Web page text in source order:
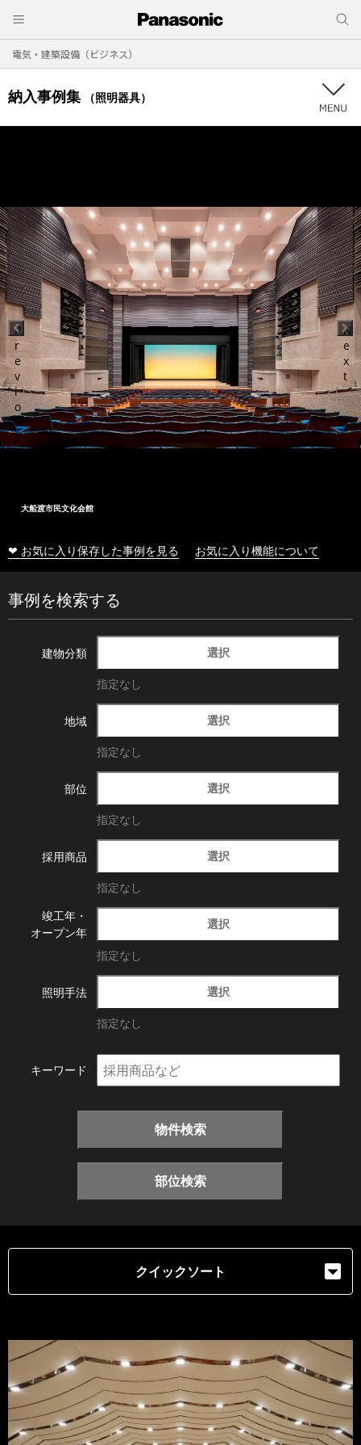
電気・建築設備（ビジネス）
納入事例集 （照明器具）
P
r
e
v
i
o
u
s
大船渡市民文化会館
N
e
x
t
❤ お気に入り保存した事例を見る お気に入り機能について
事例を検索する
建物分類 選択
指定なし
地域 選択
指定なし
部位 選択
指定なし
採用商品 選択
指定なし
竣工年・
オープン年
選択
指定なし
照明手法 選択
指定なし
キーワード
物件検索
部位検索
クイックソート